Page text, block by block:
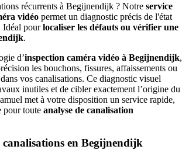
récurrents à Begijnendijk ? Notre service
vidéo permet un diagnostic précis de l'état
Idéal pourlocaliser les défauts ou vérifier une
.
d’inspection caméra vidéo à Begijnendijk,
les bouchons, fissures, affaissements ou
vos canalisations. Ce diagnostic visuel
inutiles et de cibler exactement l’origine du
met à votre disposition un service rapide,
pour toute analyse de canalisation
en Begijnendijk